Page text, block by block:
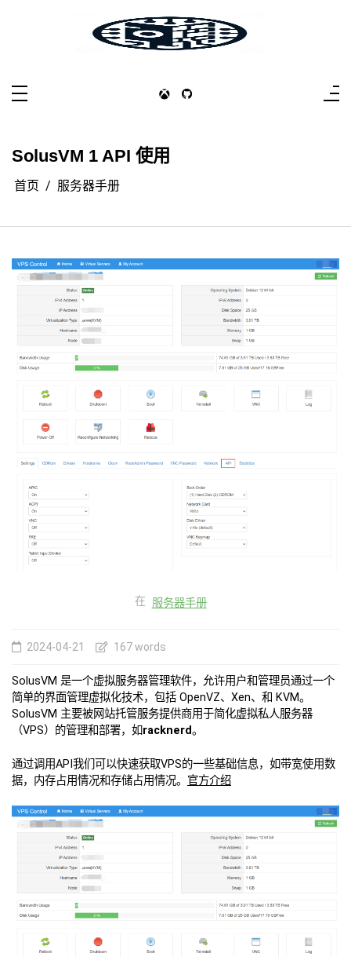
かべだ
SolusVM 1 API 使用
首页 服务器手册
在 服务器手册
2024-04-21 167 words
SolusVM 是一个虚拟服务器管理软件，允许用户和管理员通过一个
简单的界面管理虚拟化技术，包括 OpenVZ、Xen、和 KVM。
SolusVM 主要被网站托管服务提供商用于简化虚拟私人服务器
（VPS）的管理和部署，如racknerd。
通过调用API我们可以快速获取VPS的一些基础信息，如带宽使用数
据，内存占用情况和存储占用情况。 官方介绍